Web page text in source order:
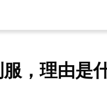
，理由是